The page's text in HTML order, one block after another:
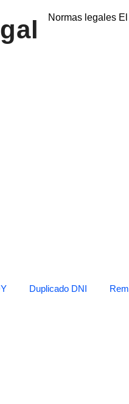
Normas legales
Duplicado DNI